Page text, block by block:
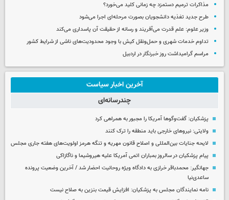
مذاکرات ترمیم دستمزد چه زمانی کلید می‌خورد؟
طرح جدید تغذیه دانشجویان بصورت مرحله‌ای اجرا می‌شود
وزیر علوم: علم قدرت می‌آفریند و رسانه از حقیقت آن پاسداری می‌کند
تداوم خدمات شهری و حمل‌ونقل کیش با وجود محدودیت‌های ناشی از شرایط کشور
مراسم گرامیداشت روز خبرنگار در اردبیل
آخرین اخبار سیاست
چندرسانه‌ای
پزشکیان: گفت‌وگوها آمریکا را مجبور به همراهی کرد
ولایتی: نیروهای خارجی باید منطقه را ترک کنند
لایحه جنایات بین‌المللی و اصلاح قانون مهریه و تنگه هرمز اولویت‌های هفته جاری مجلس
پیام پزشکیان در سالروز بمباران اتمی آمریکا علیه هیروشیما و ناگازاکی
جهانگیر: محمدباقر خرازی به دادگاه ویژه روحانیت احضار شد / آخرین وضعیت پرونده
ساعدی‌نیا
نامه نمایندگان مجلس به پزشکیان: افزایش قیمت بنزین به صلاح نیست